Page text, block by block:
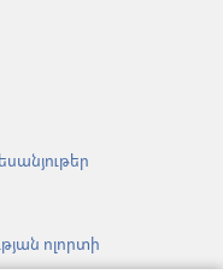
ոլորտի